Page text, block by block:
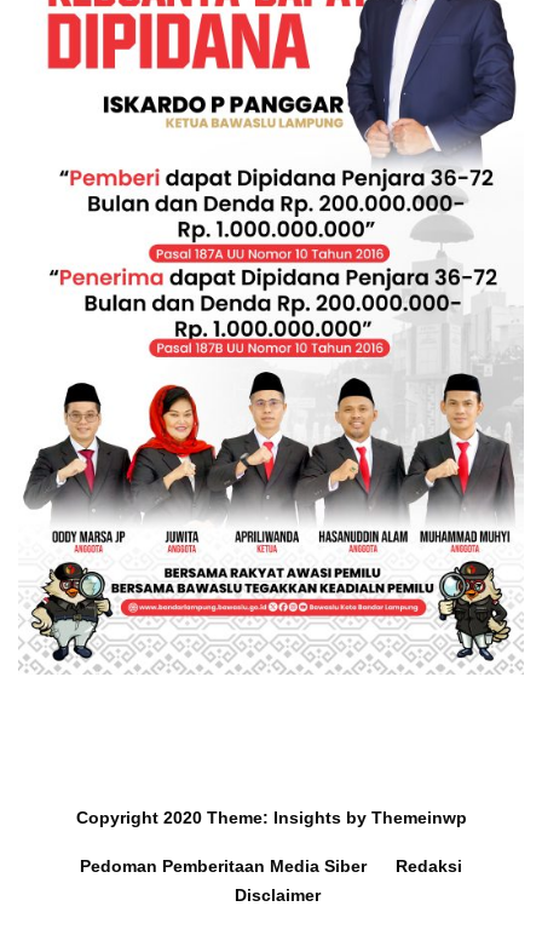
Copyright 2020 Theme: Insightsby Themeinwp
Pedoman Pemberitaan Media Siber
Redaksi
Disclaimer